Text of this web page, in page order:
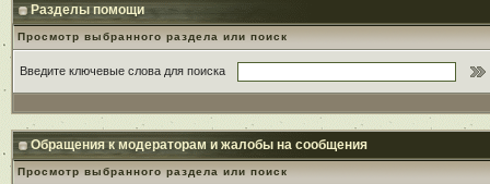
Разделы помощи
Просмотр выбранного раздела или поиск
Введите ключевые слова для поиска
Обращения к модераторам и жалобы на сообщения
Просмотр выбранного раздела или поиск